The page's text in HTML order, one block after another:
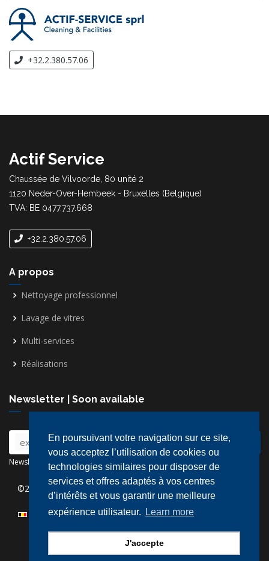
En poursuivant votre navigation sur ce site,
vous acceptez l’utilisation de cookies ou
technologies similaires pour disposer de
services et offres adaptés à vos centres
d’intérêts et vous garantir une meilleure
expérience utilisateur.
Learn more
J'accepte
+32.2.380.57.06
Actif Service
Chaussée de Vilvoorde, 80 unité 2
1120 Neder-Over-Hembeek - Bruxelles (Belgique)
TVA: BE 0477.737.668
+32.2.380.57.06
A propos
Nettoyage professionnel
Lavage de vitres
Multi-services
Réalisations
Newsletter | Soon available
Newsletter - Powered by © MailChimp | Soon available
©2026 Actif Service| Powered byTiny-Dev..|Plan du site
CGV
Belgique | België | Belgien [Your IP: 216.73.216.176 : 06-08-2026 : 22:58]